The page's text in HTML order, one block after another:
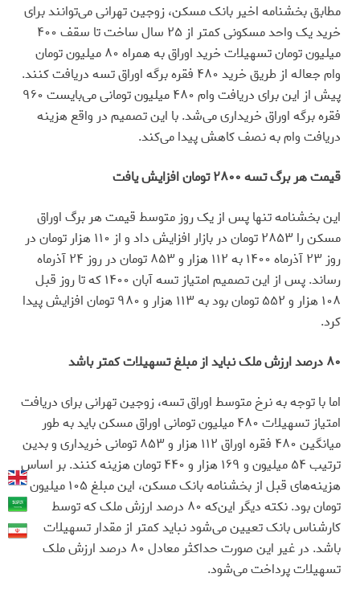
مطابق بخشنامه اخیر بانک مسکن، زوجین تهرانی می‌توانند برای
خرید یک واحد مسکونی کمتر از ۲۵ سال ساخت تا سقف ۴۰۰
میلیون تومان تسهیلات خرید اوراق به همراه ۸۰ میلیون تومان
وام جعاله از طریق خرید ۴۸۰ فقره برگه اوراق تسه دریافت کنند.
پیش از این برای دریافت وام ۴۸۰ میلیون تومانی می‌بایست ۹۶۰
فقره برگه اوراق خریداری می‌شد. با این تصمیم در واقع هزینه
دریافت وام به نصف کاهش پیدا می‌کند.
قیمت هر برگ تسه ۲۸۰۰ تومان افزایش یافت
این بخشنامه تنها پس از یک روز متوسط قیمت هر برگ اوراق
مسکن را ۲۸۵۳ تومان در بازار افزایش داد و از ۱۱۰ هزار تومان در
روز ۲۳ آذرماه ۱۴۰۰ به ۱۱۲ هزار و ۸۵۳ تومان در روز ۲۴ آذرماه
رساند. پس از این تصمیم امتیاز تسه آبان ۱۴۰۰ که تا روز قبل
۱۰۸ هزار و ۵۵۲ تومان بود به ۱۱۳ هزار و ۹۸۰ تومان افزایش پیدا
کرد.
۸۰ درصد ارزش ملک نباید از مبلغ تسهیلات کمتر باشد
اما با توجه به نرخ متوسط اوراق تسه، زوجین تهرانی برای دریافت
امتیاز تسهیلات ۴۸۰ میلیون تومانی اوراق مسکن باید به طور
میانگین ۴۸۰ فقره اوراق ۱۱۲ هزار و ۸۵۳ تومانی خریداری و بدین
ترتیب ۵۴ میلیون و ۱۶۹ هزار و ۴۴۰ تومان هزینه کنند. بر اساس
هزینه‌های قبل از بخشنامه بانک مسکن، این مبلغ ۱۰۵ میلیون
تومان بود. نکته دیگر این‌که ۸۰ درصد ارزش ملک که توسط
کارشناس بانک تعیین می‌شود نباید کمتر از مقدار تسهیلات
باشد. در غیر این صورت حداکثر معادل ۸۰ درصد ارزش ملک
تسهیلات پرداخت می‌شود.